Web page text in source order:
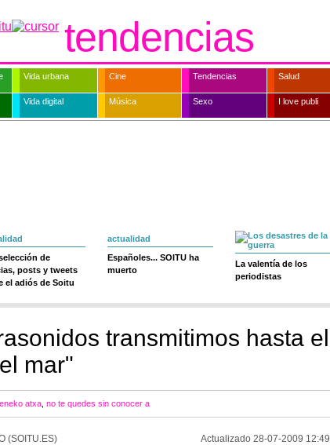
tendencias
Vida urbana Cine Tendencias Salud
Vida digital Música Sexo I love publi
de
posts y tweets
el adiós de Soitu
actualidad
Españoles... SOITU ha
muerto
La valentía de los
periodistas
transmitimos hasta el
mar"
eneko atxa no te quedes sin conocer a
(SOITU.ES) Actualizado 28-07-2009 12:49